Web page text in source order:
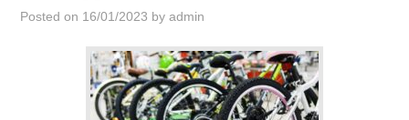
Posted on 16/01/2023 byadmin